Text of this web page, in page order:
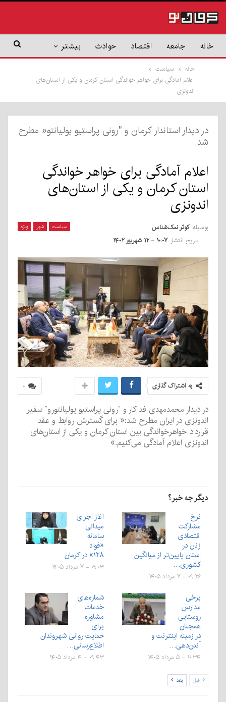
خانه جامعه اقتصاد حوادث بیشتر
خانه
سیاست
اعلام آمادگی برای خواهر خواندگی استان کرمان و یکی از استان‌های
اندونزی
در دیدار استاندار کرمان و "رونی پراستیو یولیانتو« مطرح
شد
اعلام آمادگی برای خواهر خواندگی
استان کرمان و یکی از استان‌های
اندونزی
سیاست شهر ویژه بوسیله کوثر نمک‌شناس
تاریخ انتشار ۱۰:۰۷ - ۱۲ شهریور ۱۴۰۲
۰ به اشتراک گذاری
در دیدار محمدمهدی فداکار و “رونی پراستیو یولیانتورو” سفیر
اندونزی در ایران مطرح شد:« برای گسترش روابط و عقد
قرارداد خواهرخواندگی بین استان کرمان و یکی از استان‌های
اندونزی اعلام آمادگی می‌کنیم.»
دیگر چه خبر؟
نرخ
مشارکت
اقتصادی
زنان در
استان پایین‌تر‌ از میانگین
کشوری…
۰۹:۲۶ - ۷ مرداد ۱۴۰۵
آغاز اجرای
میدانی
سامانه
«فواد
۱۲۸» در کرمان
۰۹:۰۳ - ۷ مرداد ۱۴۰۵
برخی
مدارس
روستایی
همچنان
در زمینه‌‌ اینترنت و
آنتن‌دهی‌…
۱۰:۳۴ - ۵ مرداد ۱۴۰۵
شماره‌های
خدمات
مشاوره
برای
حمایت روانی شهروندان
اطلاع‌رسانی…
۰۹:۴۳ - ۴ مرداد ۱۴۰۵
قبل بعد